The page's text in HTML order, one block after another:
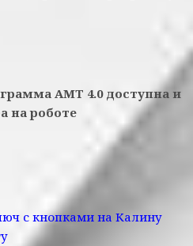
АМТ 4.0 доступна и
на роботе
с кнопками на Калину